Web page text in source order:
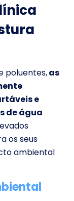
poluentes,as
e
de água
os seus
ambiental